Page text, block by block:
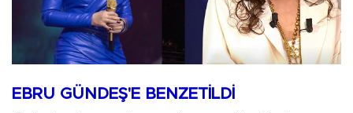
EBRU GÜNDEŞ'E BENZETİLDİ